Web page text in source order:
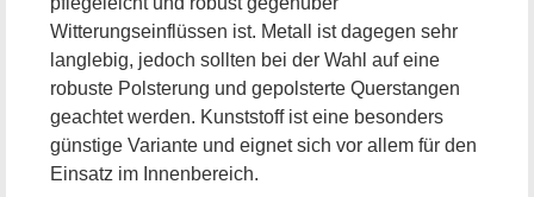
Witterungseinflüssen ist. Metall ist dagegen sehr
langlebig, jedoch sollten bei der Wahl auf eine
robuste Polsterung und gepolsterte Querstangen
geachtet werden. Kunststoff ist eine besonders
günstige Variante und eignet sich vor allem für den
Einsatz im Innenbereich.